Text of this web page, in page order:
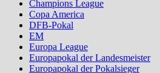
Champions League
Copa America
DFB-Pokal
EM
Europa League
Europapokal der Landesmeister
Europapokal der Pokalsieger